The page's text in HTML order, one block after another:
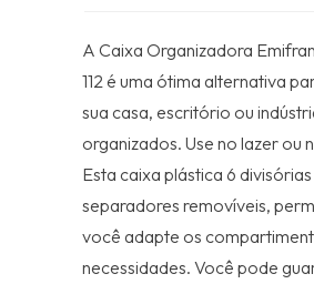
A Caixa Organizadora
112 é uma ótima alternativa
sua casa, escritório ou
organizados. Use no lazer ou
Esta caixa plástica 6 divisórias
separadores removíveis,
você adapte os
necessidades. Você pode